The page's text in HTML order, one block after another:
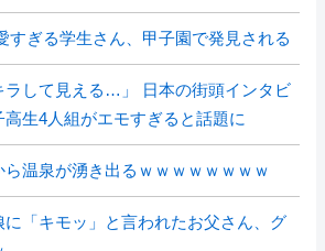
すぎる学生さん、甲子園で発見される
ラして見える…」 日本の街頭インタビ
高生4人組がエモすぎると話題に
温泉が湧き出るｗｗｗｗｗｗｗｗ
に「キモッ」と言われたお父さん、グ